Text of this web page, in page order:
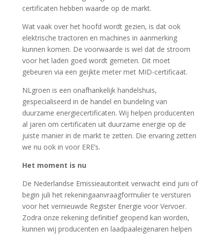
certificaten hebben waarde op de markt.
Wat vaak over het hoofd wordt gezien, is dat ook
elektrische tractoren en machines in aanmerking
kunnen komen. De voorwaarde is wel dat de stroom
voor het laden goed wordt gemeten. Dit moet
gebeuren via een geijkte meter met MID-certificaat.
NLgroen is een onafhankelijk handelshuis,
gespecialiseerd in de handel en bundeling van
duurzame energiecertificaten. Wij helpen producenten
al jaren om certificaten uit duurzame energie op de
juiste manier in de markt te zetten. Die ervaring zetten
we nu ook in voor ERE’s.
Het moment is nu
De Nederlandse Emissieautoriteit verwacht eind juni of
begin juli het rekeningaanvraagformulier te versturen
voor het vernieuwde Register Energie voor Vervoer.
Zodra onze rekening definitief geopend kan worden,
kunnen wij producenten en laadpaaleigenaren helpen